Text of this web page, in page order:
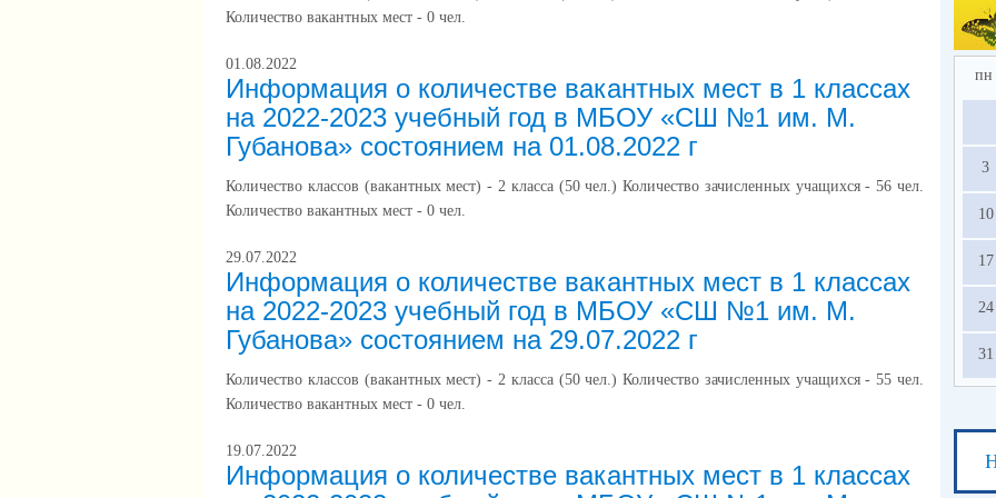
Количество вакантных мест - 0 чел.
01.08.2022
Информация о количестве вакантных мест в 1 классах
на 2022-2023 учебный год в МБОУ «СШ №1 им. М.
Губанова» состоянием на 01.08.2022 г
Количество классов (вакантных мест) - 2 класса (50 чел.) Количество зачисленных учащихся - 56 чел.
Количество вакантных мест - 0 чел.
29.07.2022
Информация о количестве вакантных мест в 1 классах
на 2022-2023 учебный год в МБОУ «СШ №1 им. М.
Губанова» состоянием на 29.07.2022 г
Количество классов (вакантных мест) - 2 класса (50 чел.) Количество зачисленных учащихся - 55 чел.
Количество вакантных мест - 0 чел.
19.07.2022
Информация о количестве вакантных мест в 1 классах
в
пн
3
10
17
24
31